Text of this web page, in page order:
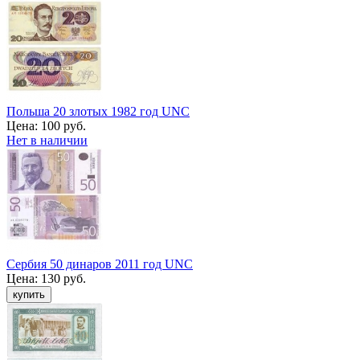
Польша 20 злотых 1982 год UNC
Цена: 100 руб.
Нет в наличии
Сербия 50 динаров 2011 год UNC
Цена: 130 руб.